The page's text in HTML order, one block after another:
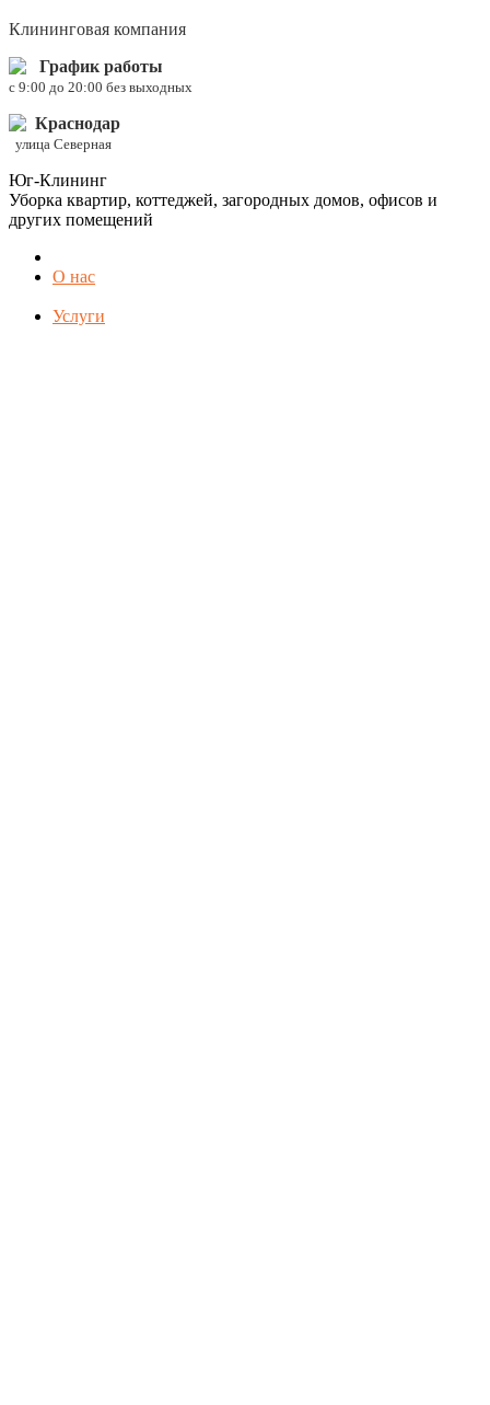
Клининговая компания
График работы
c 9:00 до 20:00 без выходных
Краснодар
улица Северная
Юг-Клининг
Уборка квартир, коттеджей, загородных домов, офисов и
других помещений
О нас
Услуги